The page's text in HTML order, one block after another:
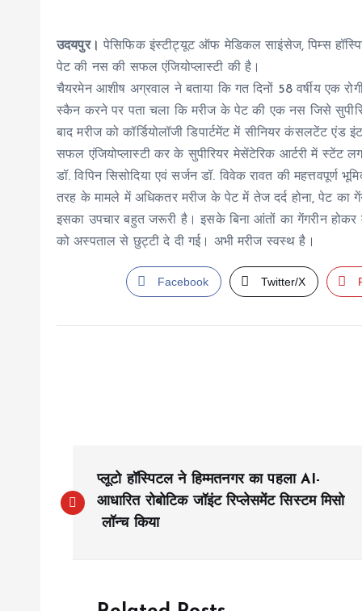
उदयपुर।
पेसिफिक इंस्टीट्यूट ऑफ मेडिकल साइंसेज, पिम्स
पेट की नस की सफल एंजियोप्लास्टी की है।
चैयरमेन आशीष अग्रवाल ने बताया कि गत दिनों 58 वर्षीय एक
स्कैन करने पर पता चला कि मरीज के पेट की एक नस जिसे
बाद मरीज को कॉर्डियोलॉजी डिपार्टमेंट में सीनियर कंसलटेंट
सफल एंजियोप्लास्टी कर के सुपीरियर मेसेंटेरिक आर्टरी में स्टेंट
डॉ. विपिन सिसोदिया एवं सर्जन डॉ. विवेक रावत की महत्तवपूर्ण
तरह के मामले में अधिकतर मरीज के पेट में तेज दर्द होना, पेट का
इसका उपचार बहुत जरूरी है। इसके बिना आंतों का गेंगरीन
को अस्पताल से छुट्टी दे दी गई। अभी मरीज स्वस्थ है।
Facebook Twitter/X
o
प्लूटो हॉस्पिटल ने हिम्मतनगर का पहला AI-
आधारित रोबोटिक जॉइंट रिप्लेसमेंट सिस्टम मिसो
लॉन्च किया